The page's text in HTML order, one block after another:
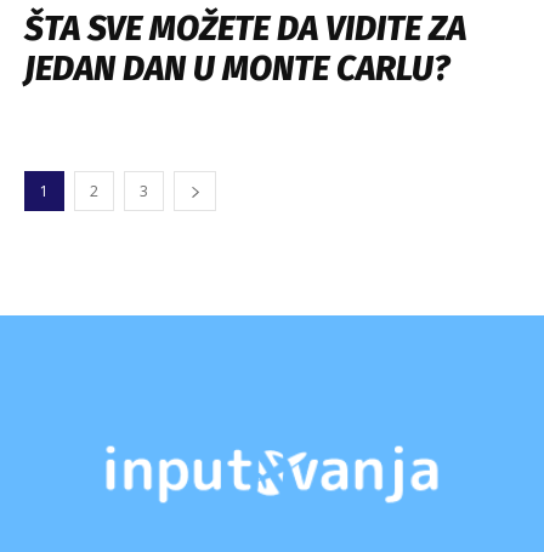
ŠTA SVE MOŽETE DA VIDITE ZA
JEDAN DAN U MONTE CARLU?
1 2 3